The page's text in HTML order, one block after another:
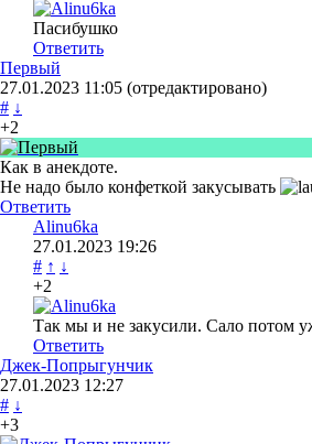
Пасибушко
Ответить
Первый
27.01.2023 11:05 (отредактировано)
# ↓
+2
Как в анекдоте.
Не надо было конфеткой закусывать
Ответить
Alinu6ka
27.01.2023 19:26
# ↑ ↓
+2
Так мы и не закусили. Сало потом
Ответить
Джек-Попрыгунчик
27.01.2023 12:27
# ↓
+3